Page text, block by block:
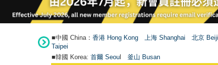
■中國 China： 香港 Hong Kong 上海 Shanghai
北京
Taipei
■韓國 Korea: 首爾 Seoul 釜山 Busan